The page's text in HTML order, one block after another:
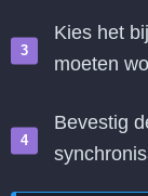
Kies het
moeten
Bevestig